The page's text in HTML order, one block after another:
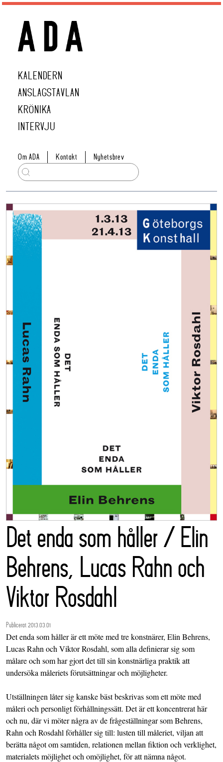
KALENDERN
ANSLAGSTAVLAN
KRÖNIKA
INTERVJU
Om ADA Kontakt Nyhetsbrev
Det enda som håller / Elin
Behrens, Lucas Rahn och
Viktor Rosdahl
Publicerat 2013.03.01
Det enda som håller är ett möte med tre konstnärer, Elin Behrens,
Lucas Rahn och Viktor Rosdahl, som alla definierar sig som
målare och som har gjort det till sin konstnärliga praktik att
undersöka måleriets förutsättningar och möjligheter.
Utställningen låter sig kanske bäst beskrivas som ett möte med
måleri och personligt förhållningssätt. Det är ett koncentrerat här
och nu, där vi möter några av de frågeställningar som Behrens,
Rahn och Rosdahl förhåller sig till: lusten till måleriet, viljan att
berätta något om samtiden, relationen mellan fiktion och verklighet,
materialets möjlighet och omöjlighet, för att nämna något.